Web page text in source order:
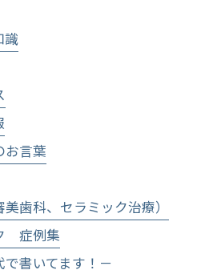
識
お言葉
歯科、セラミック治療）
症例集
書いてます！－